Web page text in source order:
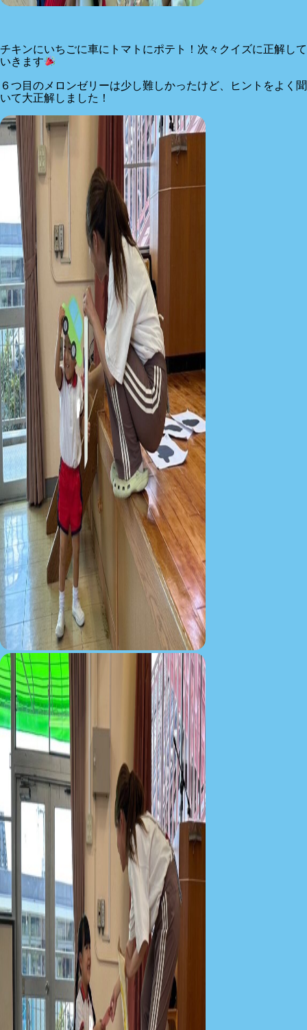
チキンにいちごに車にトマトにポテト！次々クイズに正解して
いきます
６つ目のメロンゼリーは少し難しかったけど、ヒントをよく聞
いて大正解しました！